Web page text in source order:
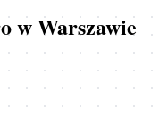
w Warszawie